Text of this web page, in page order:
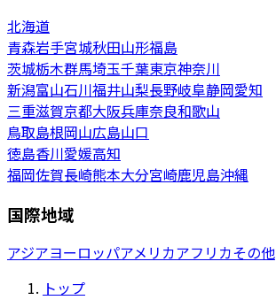
北海道
青森岩手宮城秋田山形福島
茨城栃木群馬埼玉千葉東京神奈川
新潟富山石川福井山梨長野岐阜静岡愛知
三重滋賀京都大阪兵庫奈良和歌山
鳥取島根岡山広島山口
徳島香川愛媛高知
福岡佐賀長崎熊本大分宮崎鹿児島沖縄
国際地域
アジアヨーロッパアメリカアフリカその他
トップ